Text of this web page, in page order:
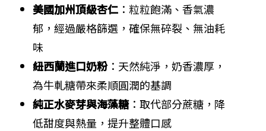
美國加州頂級杏仁 ：粒粒飽滿、香氣濃
郁，經過嚴格篩選，確保無碎裂、無油耗
味
紐西蘭進口奶粉：天然純淨，奶香濃厚，
為牛軋糖帶來柔順圓潤的基調
純正水麥芽與海藻糖：取代部分蔗糖，降
低甜度與熱量，提升整體口感